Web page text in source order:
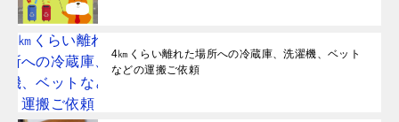
4㎞くらい離れた場所への冷蔵庫、洗濯機、ベット
などの運搬ご依頼